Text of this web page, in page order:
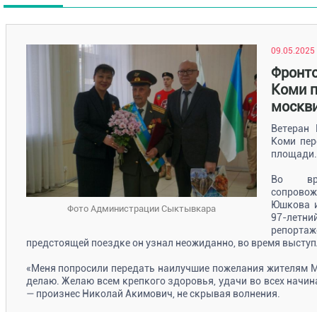
Фото Администрации Сыктывкара
09.05.2025
Коми
Ветеран
Коми
Во
Юшкова
97-
предстоящей поездке он узнал неожиданно, во время
«Меня попросили передать наилучшие пожелания жителям
делаю. Желаю всем крепкого здоровья, удачи во всех
— произнес Николай Акимович, не скрывая волнения.